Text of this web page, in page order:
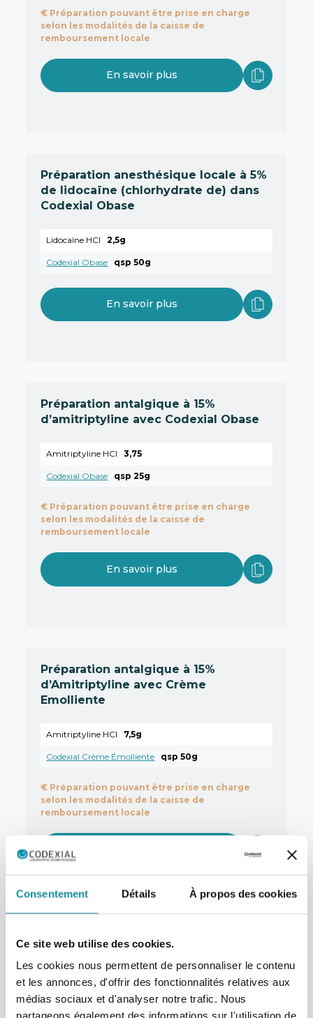
Consentement Détails À propos des cookies
Ce site web utilise des cookies.
Les cookies nous permettent de personnaliser le contenu
et les annonces, d'offrir des fonctionnalités relatives aux
médias sociaux et d'analyser notre trafic. Nous
partageons également des informations sur l'utilisation de
€ Préparation pouvant être prise en charge
selon les modalités de la caisse de
remboursement locale
En savoir plus
Préparation anesthésique locale à 5%
de lidocaïne (chlorhydrate de) dans
Codexial Obase
Lidocaïne HCl 2,5g
Codexial Obase qsp 50g
En savoir plus
Préparation antalgique à 15%
d’amitriptyline avec Codexial Obase
Amitriptyline HCl 3,75
Codexial Obase qsp 25g
€ Préparation pouvant être prise en charge
selon les modalités de la caisse de
remboursement locale
En savoir plus
Préparation antalgique à 15%
d’Amitriptyline avec Crème
Emolliente
Amitriptyline HCl 7,5g
Codexial Crème Émolliente qsp 50g
€ Préparation pouvant être prise en charge
selon les modalités de la caisse de
remboursement locale
Préparation immunosuppressive à
0,1% de tacrolimus avec Codexial
Obase
Tacrolimus monohydraté 0,03g